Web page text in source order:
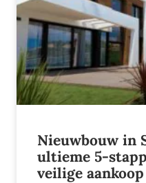
Nieuwbouw in
ultieme 5-
veilige aankoop